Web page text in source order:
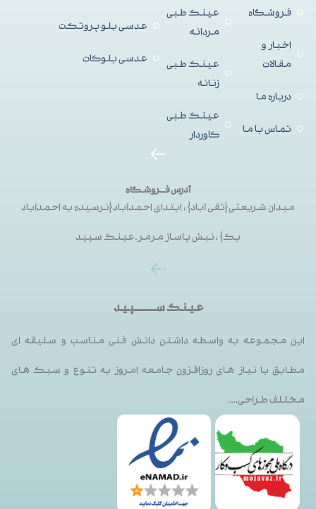
فروشگاه
اخبار و
مقالات
درباره ما
تماس با ما
عینک طبی
مردانه
عینک طبی
زنانه
عینک طبی
کاوردار
عدسی بلو پروتکت
عدسی بلوکات
آدرس فــروشگاه
میدان شریعتی{تقی آباد}، ابتدای احمدآباد{نرسیده به احمدآباد
یک}، نبش پاساز مرمر.عینک سپید
عینک ســـــــــپید
این مجموعه به واسطه داشتن دانش فنی مناسب و سلیقه ای
مطابق با نیاز های روزافزون جامعه امروز به تنوع و سبک های
مختلف طراحی….